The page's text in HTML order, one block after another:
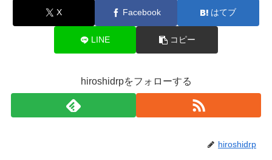
X Facebook はてブ
LINE コピー
hiroshidrpをフォローする
hiroshidrp